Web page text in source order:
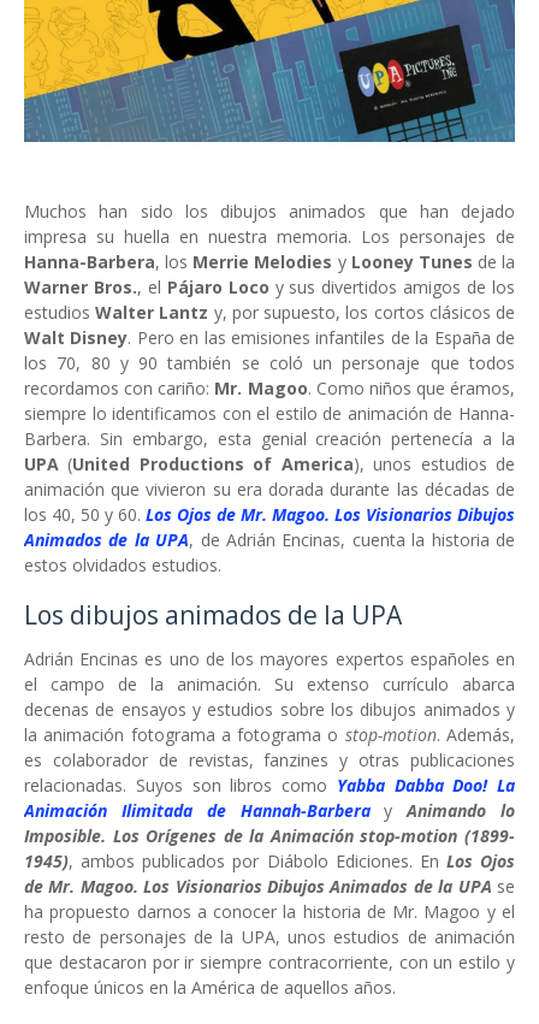
Muchos han sido los dibujos animados que han dejado
impresa su huella en nuestra memoria. Los personajes de
Hanna-Barbera, los Merrie Melodies yLooney Tunes de la
Warner Bros., el Pájaro Loco y sus divertidos amigos de los
estudiosWalter Lantz y, por supuesto, los cortos clásicos de
Walt Disney. Pero en las emisiones infantiles de la España de
los 70, 80 y 90 también se coló un personaje que todos
recordamos con cariño: Mr. Magoo. Como niños que éramos,
siempre lo identificamos con el estilo de animación de Hanna-
Barbera. Sin embargo, esta genial creación pertenecía a la
UPA (United Productions of America), unos estudios de
animación que vivieron su era dorada durante las décadas de
los 40, 50 y 60. Los Ojos de Mr. Magoo. Los Visionarios Dibujos
Animados de la UPA, de Adrián Encinas, cuenta la historia de
estos olvidados estudios.
Los dibujos animados de la UPA
Adrián Encinas es uno de los mayores expertos españoles en
el campo de la animación. Su extenso currículo abarca
decenas de ensayos y estudios sobre los dibujos animados y
la animación fotograma a fotograma o stop-motion. Además,
es colaborador de revistas, fanzines y otras publicaciones
relacionadas. Suyos son libros como Yabba Dabba Doo! La
Animación Ilimitada de Hannah-BarberayAnimando lo
Imposible. Los Orígenes de la Animación stop-motion (1899-
1945), ambos publicados por Diábolo Ediciones. En Los Ojos
de Mr. Magoo. Los Visionarios Dibujos Animados de la UPA se
ha propuesto darnos a conocer la historia de Mr. Magoo y el
resto de personajes de la UPA, unos estudios de animación
que destacaron por ir siempre contracorriente, con un estilo y
enfoque únicos en la América de aquellos años.